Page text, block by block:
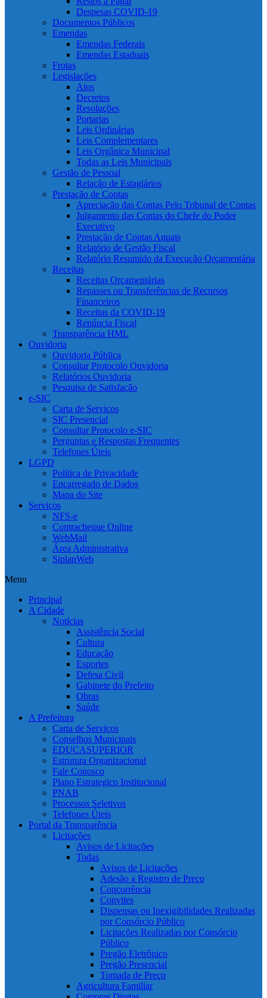
Despesas COVID-19
Documentos Públicos
Emendas
Emendas Federais
Emendas Estaduais
Frotas
Legislações
Atos
Decretos
Resoluções
Portarias
Leis Ordinárias
Leis Complementares
Leis Orgânica Municipal
Todas as Leis Municipais
Gestão de Pessoal
Relação de Estagiários
Prestação de Contas
Apreciação das Contas Pelo Tribunal de Contas
Julgamento das Contas do Chefe do Poder
Executivo
Prestação de Contas Anuais
Relatório de Gestão Fiscal
Relatório Resumido da Execução Orçamentária
Receitas
Receitas Orçamentárias
Repasses ou Transferências de Recursos
Financeiros
Receitas da COVID-19
Renúncia Fiscal
Transparência HML
Ouvidoria
Ouvidoria Pública
Consultar Protocolo Ouvidoria
Relatórios Ouvidoria
Pesquisa de Satisfação
e-SIC
Carta de Serviços
SIC Presencial
Consultar Protocolo e-SIC
Perguntas e Respostas Frequentes
Telefones Úteis
LGPD
Política de Privacidade
Encarregado de Dados
Mapa do Site
Serviços
NFS-e
Contracheque Online
WebMail
Área Administrativa
SiplanWeb
Menu
Principal
A Cidade
Notícias
Assistência Social
Cultura
Educação
Esportes
Defesa Civil
Gabinete do Prefeito
Obras
Saúde
A Prefeitura
Carta de Serviços
Conselhos Municipais
EDUCASUPERIOR
Estrutura Organizacional
Fale Conosco
Plano Estrategico Institucional
PNAB
Processos Seletivos
Telefones Úteis
Portal da Transparência
Licitações
Avisos de Licitações
Todas
Avisos de Licitações
Adesão a Registro de Preço
Concorrência
Convites
Dispensas ou Inexigibilidades Realizadas
por Consórcio Público
Licitações Realizadas por Consórcio
Público
Pregão Eletrônico
Pregão Presencial
Tomada de Preço
Agricultura Familiar